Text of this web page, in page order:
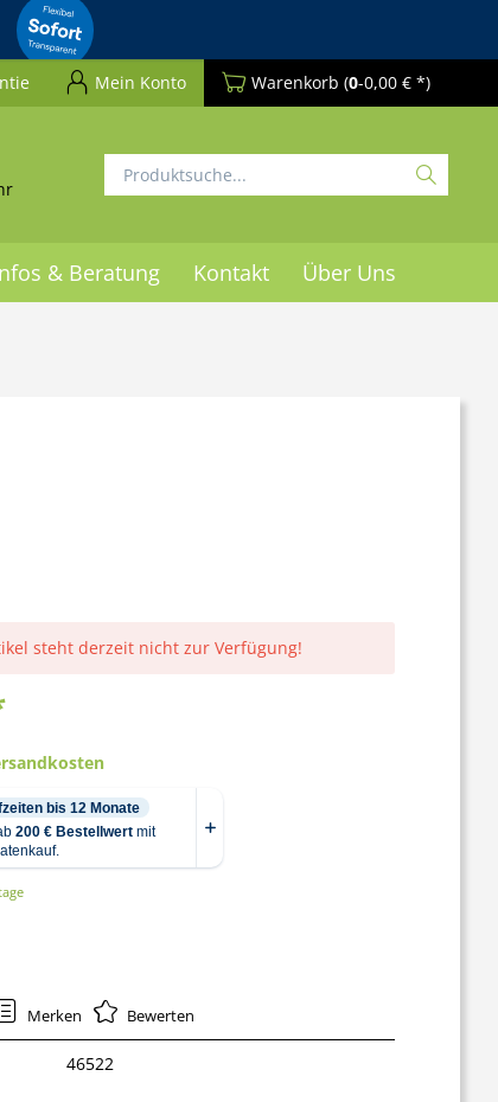
Mein Konto Warenkorb (0-0,00 € *)
& Beratung Kontakt Über Uns
steht derzeit nicht zur Verfügung!
Merken Bewerten
46522